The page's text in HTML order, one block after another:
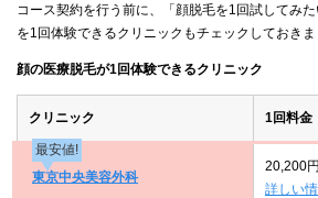
コース契約を行う前に、「顔脱毛を1回試してみ
を1回体験できるクリニックもチェックしておきま
顔の医療脱毛が1回体験できるクリニック
クリニック 1回料金
最安値!
東京中央美容外科
20,200円
詳しい